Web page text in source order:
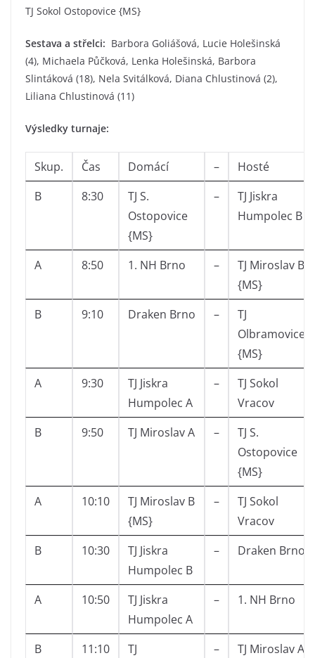
TJ Sokol Ostopovice {MS}
Sestava a střelci: Barbora Goliášová, Lucie Holešinská
(4), Michaela Půčková, Lenka Holešinská, Barbora
Slintáková (18), Nela Svitálková, Diana Chlustinová (2),
Liliana Chlustinová (11)
Výsledky turnaje:
Skup. Čas Domácí –
Hosté
B
8:30
TJ S.
Ostopovice
{MS}
–
TJ Jiskra
Humpolec B
A 8:50 1. NH Brno –
TJ Miroslav B
{MS}
B
9:10 Draken Brno –
TJ
Olbramovice
{MS}
A
9:30
TJ Jiskra
Humpolec A
–
TJ Sokol
Vracov
B
9:50 TJ Miroslav A –
TJ S.
Ostopovice
{MS}
A
10:10
TJ Miroslav B
{MS}
–
TJ Sokol
Vracov
B
10:30
TJ Jiskra
Humpolec B
– Draken Brno
A 10:50
TJ Jiskra
Humpolec A
– 1. NH Brno
B 11:10
TJ
– TJ Miroslav A